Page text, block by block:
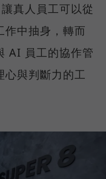
真人員工可以從
作中抽身，轉而
AI 員工的協作管
心與判斷力的工